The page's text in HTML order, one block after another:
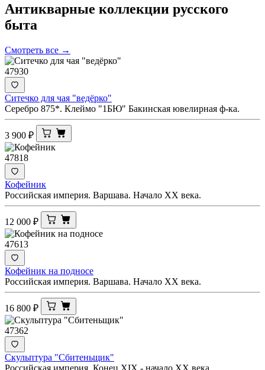
Антикварные коллекции русского
быта
Смотреть все →
47930
Ситечко для чая "ведёрко"
Серебро 875*. Клеймо "1БЮ" Бакинская ювелирная ф-ка.
3 900 ₽
47818
Кофейник
Российская империя. Варшава. Начало XX века.
12 000 ₽
47613
Кофейник на подносе
Российская империя. Варшава. Начало XX века.
16 800 ₽
47362
Скульптура "Сбитеньщик"
Российская империя. Конец XIX - начало ХХ века